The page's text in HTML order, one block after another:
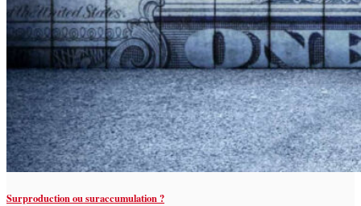
Surproduction ou suraccumulation ?